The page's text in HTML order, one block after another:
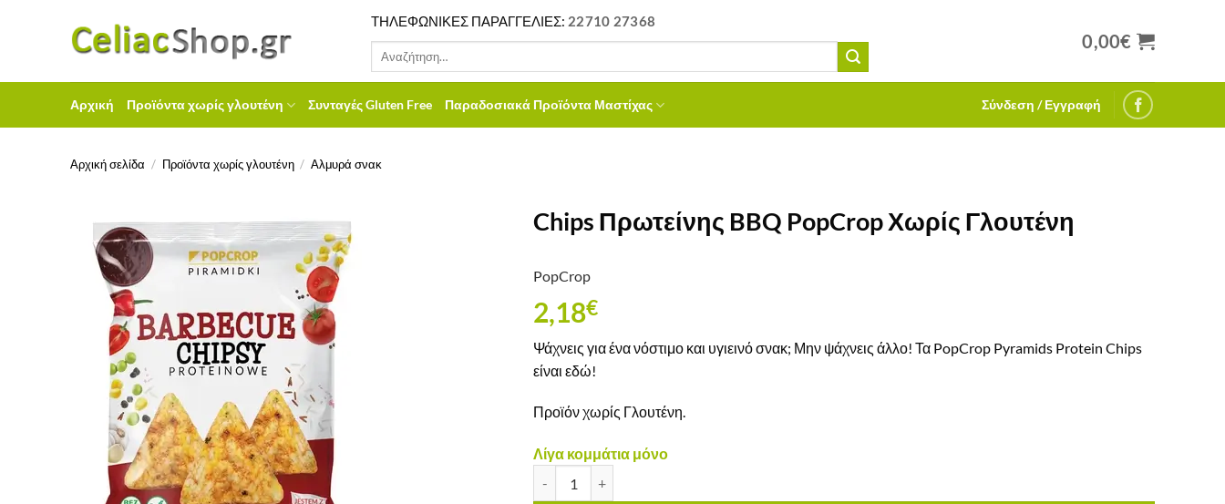
περιεχόμενο
ΤΗΛΕΦΩΝΙΚΕΣ ΠΑΡΑΓΓΕΛΙΕΣ: 22710 27368
Αναζήτηση
0,00€
Αρχική Προϊόντα χωρίς γλουτένη Συνταγές Gluten Free Παραδοσιακά Προϊόντα Μαστίχας Σύνδεση / Εγγραφή
Αρχική σελίδα / Προϊόντα χωρίς γλουτένη / Αλμυρά σνακ
Chips Πρωτείνης BBQ PopCrop Χωρίς Γλουτένη
PopCrop
2,18€
Ψάχνεις για ένα νόστιμο και υγιεινό σνακ; Μην ψάχνεις άλλο! Τα PopCrop Pyramids Protein Chips
είναι εδώ!
Προϊόν χωρίς Γλουτένη.
Λίγα κομμάτια μόνο